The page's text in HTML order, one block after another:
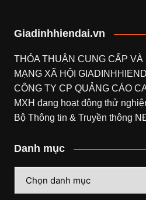
Giadinhhiendai.vn
THỎA THUẬN CUNG CẤP
MẠNG XÃ HỘI
CÔNG TY CP QUẢNG CÁO
MXH đang hoạt động thử
Bộ Thông tin & Truyền thông
Danh mục
mục